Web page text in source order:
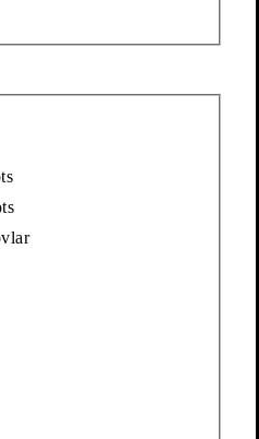
FREYA STÖVLAR (Svart,